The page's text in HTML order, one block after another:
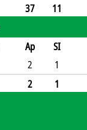
436
37
11
Ap
SI
Min2
1
1342
1